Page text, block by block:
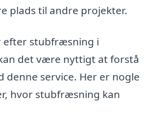
plads til andre projekter.
efter stubfræsning i
det være nyttigt at forstå
denne service. Her er nogle
hvor stubfræsning kan